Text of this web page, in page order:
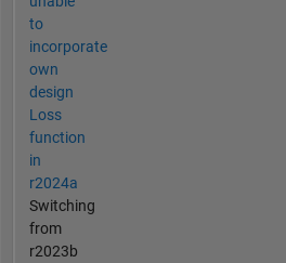
to
incorporate
own
design
Loss
function
in
r2024a
Switching
from
r2023b